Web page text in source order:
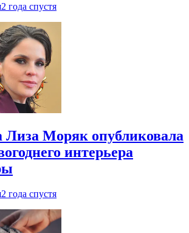
2 года спустя
Лиза Моряк опубликовала
интерьера
2 года спустя